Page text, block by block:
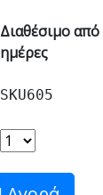
Διαθέσιμο
ημέρες
SKU605